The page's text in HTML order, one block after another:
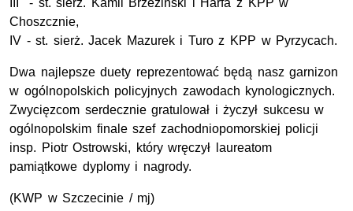
III - st. sierż. Kamil Brzeziński i Harfa z KPP w
Choszcznie,
IV - st. sierż. Jacek Mazurek i Turo z KPP w Pyrzycach.
Dwa najlepsze duety reprezentować będą nasz garnizon
w ogólnopolskich policyjnych zawodach kynologicznych.
Zwycięzcom serdecznie gratulował i życzył sukcesu w
ogólnopolskim finale szef zachodniopomorskiej policji
insp. Piotr Ostrowski, który wręczył laureatom
pamiątkowe dyplomy i nagrody.
(KWP w Szczecinie / mj)